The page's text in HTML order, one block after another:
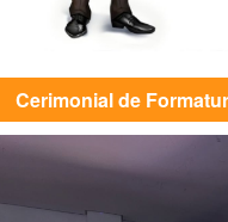
Cerimonial de